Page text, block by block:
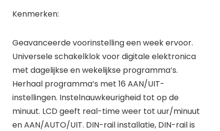
Kenmerken:
Geavanceerde voorinstelling een week ervoor.
Universele schakelklok voor digitale elektronica
met dagelijkse en wekelijkse programma’s.
Herhaal programma’s met 16 AAN/UIT-
instellingen. Instelnauwkeurigheid tot op de
minuut. LCD geeft real-time weer tot uur/minuut
en AAN/AUTO/UIT. DIN-rail installatie, DIN-rail is